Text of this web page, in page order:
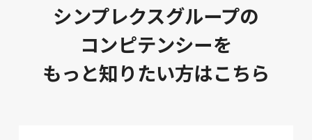
シンプレクスグループの
コンピテンシーを
もっと知りたい方はこちら